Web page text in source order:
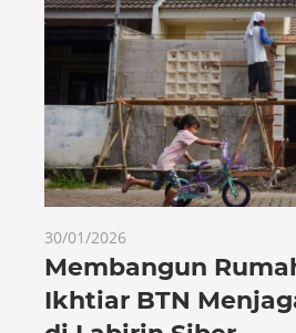
30/01/2026
Membangun
Ikhtiar BTN